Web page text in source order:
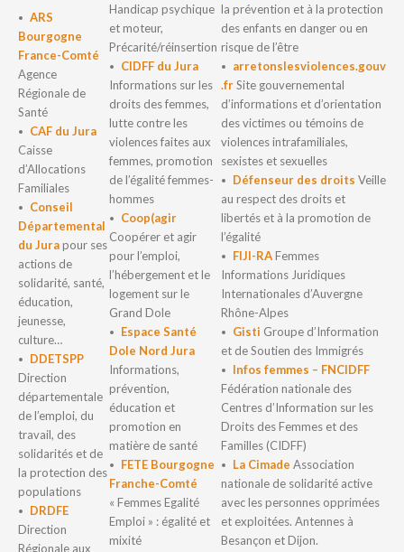
ARS
Bourgogne
France-Comté
Agence
Régionale de
Santé
CAF du Jura
Caisse
d’Allocations
Familiales
Conseil
Départemental
du Jurapour ses
actions de
solidarité, santé,
éducation,
jeunesse,
culture…
DDETSPP
Direction
départementale
de l’emploi, du
travail, des
solidarités et de
la protection des
populations
DRDFE
Direction
Régionale aux
Handicap psychique
et moteur,
Précarité/réinsertion
CIDFF du Jura
Informations sur les
droits des femmes,
lutte contre les
violences faites aux
femmes, promotion
de l’égalité femmes-
hommes
Coop(agir
Coopérer et agir
pour l’emploi,
l’hébergement et le
logement sur le
Grand Dole
Espace Santé
Dole Nord Jura
Informations,
prévention,
éducation et
promotion en
matière de santé
FETE Bourgogne
Franche-Comté
« Femmes Egalité
Emploi » : égalité et
mixité
la prévention et à la protection
des enfants en danger ou en
risque de l’être
arretonslesviolences.gouv
.frSite gouvernemental
d’informations et d’orientation
des victimes ou témoins de
violences intrafamiliales,
sexistes et sexuelles
Défenseur des droits Veille
au respect des droits et
libertés et à la promotion de
l’égalité
FIJI-RAFemmes
Informations Juridiques
Internationales d’Auvergne
Rhône-Alpes
Gisti Groupe d’Information
et de Soutien des Immigrés
Infos femmes – FNCIDFF
Fédération nationale des
Centres d’Information sur les
Droits des Femmes et des
Familles (CIDFF)
La Cimade Association
nationale de solidarité active
avec les personnes opprimées
et exploitées. Antennes à
Besançon et Dijon.